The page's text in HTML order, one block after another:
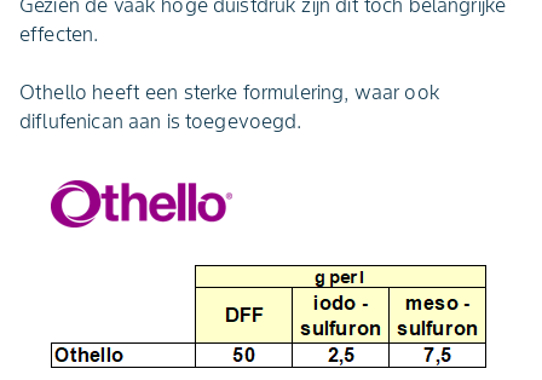
Gezien de vaak hoge duistdruk zijn dit toch belangrijke
effecten.
Othello heeft een sterke formulering, waar ook
diflufenican aan is toegevoegd.